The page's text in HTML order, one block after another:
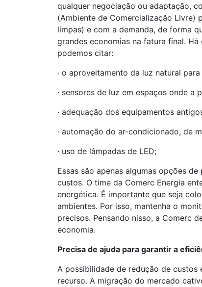
qualquer negociação ou adaptação,
(Ambiente de Comercialização
limpas) e com a demanda, de forma
grandes economias na fatura final.
podemos citar:
· o aproveitamento da luz natural
· sensores de luz em espaços onde a
· adequação dos equipamentos
· automação do ar-condicionado, de
· uso de lâmpadas de LED;
Essas são apenas algumas opções
custos. O time da Comerc Energia
energética. É importante que seja
ambientes. Por isso, mantenha o
precisos. Pensando nisso, a Comerc
economia.
Precisa de ajuda para garantir a
A possibilidade de redução de
recurso. A migração do mercado